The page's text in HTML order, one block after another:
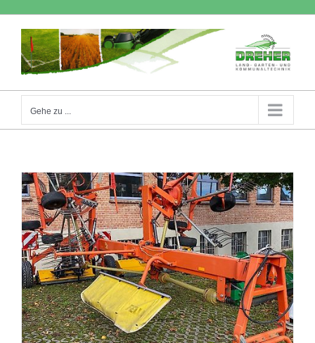
Inhalt
springen
Gehe zu ...